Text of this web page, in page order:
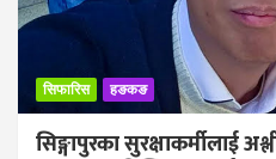
सिफारिस हङकङ
सिङ्गापुरका सुरक्षाकर्मीलाई